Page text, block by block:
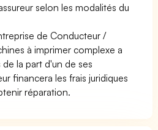
selon les modalités du
de Conducteur /
à imprimer complexe a
la part d'un de ses
financera les frais juridiques
réparation.